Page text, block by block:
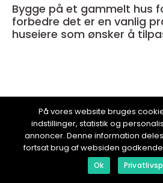
Bygge på et gammelt hus
forbedre det er en vanlig
huseiere som ønsker å
På vores website bruges
indstillinger, statistik og
annoncer. Denne information
fortsat brug af websiden
Ok